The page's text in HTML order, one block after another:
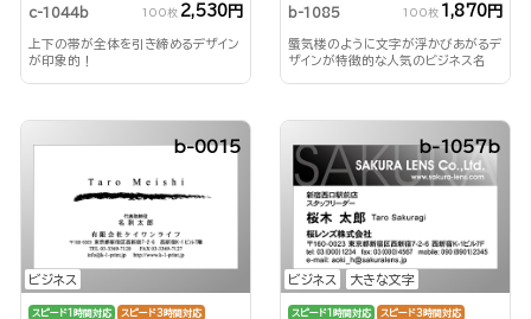
c-1044b 100枚 2,530円
上下の帯が全体を引き締めるデザイン
が印象的！
b-1085 100枚 1,870円
蜃気楼のように文字が浮かびあがるデ
ザインが特徴的な人気のビジネス名
ビジネス
b-0015
スピード1時間対応 スピード3時間対応
ビジネス 大きな文字
b-1057b
スピード1時間対応 スピード3時間対応